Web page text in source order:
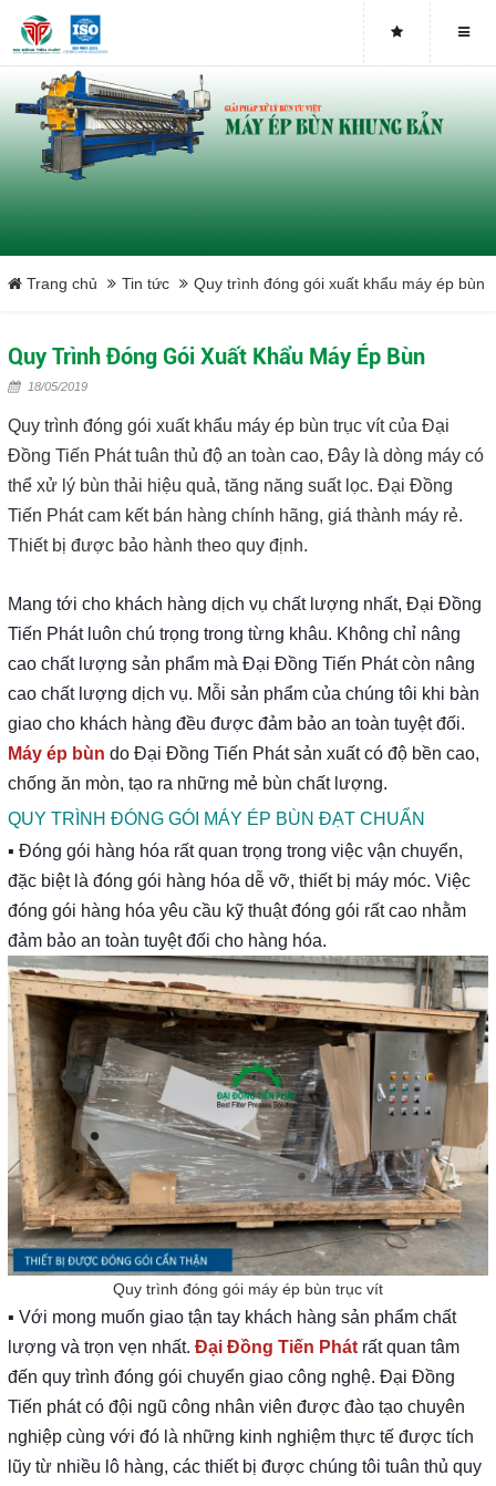
Thư mời triển lãm quốc tế Vietwater 2019
TRIỂN LÃM VIETWATER 2019
TIỆC TẤT NIÊN 2020 TẠI CÔNG TY TNHH ĐẠI ĐỒNG TIẾN PHÁT
CÔNG TÁC CHUẨN BỊ TRIỂN LÃM VIETWATER 2022- DOTAPHA
DAY 3 - KẾT NỐI GIỚI THIỆU CÁC THIẾT BỊ MÔI TRƯỜNG THẾ
LỜI TRI ÂN KHÁCH HÀNG ĐÃ THAM QUAN GIAN HÀNG
DOTAPHA TẠI TRIỂN LÃM VIETWATER 2022
Đại Đồng Tiến Phát mời quý Doanh nghiệp tham gia "Diễn đàn
Đồng Tiến Phát
TIỆC TẤT NIÊN 2022 - ĐẠI ĐỒNG TIẾN PHÁT
Lời tri ân Qúy khách hàng sau Triển lãm Vietnam Water Week
2023
Trang chủ Tin tức Quy trình đóng gói xuất khẩu máy ép bùn
Quy Trình Đóng Gói Xuất Khẩu Máy Ép Bùn
18/05/2019
Quy trình đóng gói xuất khẩu máy ép bùn trục vít của Đại
Đồng Tiến Phát tuân thủ độ an toàn cao, Đây là dòng máy có
thể xử lý bùn thải hiệu quả, tăng năng suất lọc. Đại Đồng
Tiến Phát cam kết bán hàng chính hãng, giá thành máy rẻ.
Thiết bị được bảo hành theo quy định.
Mang tới cho khách hàng dịch vụ chất lượng nhất, Đại Đồng
Tiến Phát luôn chú trọng trong từng khâu. Không chỉ nâng
cao chất lượng sản phẩm mà Đại Đồng Tiến Phát còn nâng
cao chất lượng dịch vụ. Mỗi sản phẩm của chúng tôi khi bàn
giao cho khách hàng đều được đảm bảo an toàn tuyệt đối.
Máy ép bùn do Đại Đồng Tiến Phát sản xuất có độ bền cao,
chống ăn mòn, tạo ra những mẻ bùn chất lượng.
QUY TRÌNH ĐÓNG GÓI MÁY ÉP BÙN ĐẠT CHUẨN
▪️ Đóng gói hàng hóa rất quan trọng trong việc vận chuyển,
đặc biệt là đóng gói hàng hóa dễ vỡ, thiết bị máy móc. Việc
đóng gói hàng hóa yêu cầu kỹ thuật đóng gói rất cao nhằm
đảm bảo an toàn tuyệt đối cho hàng hóa.
Quy trình đóng gói máy ép bùn trục vít
▪️ Với mong muốn giao tận tay khách hàng sản phẩm chất
lượng và trọn vẹn nhất. Đại Đồng Tiến Phát rất quan tâm
đến quy trình đóng gói chuyển giao công nghệ. Đại Đồng
Tiến phát có đội ngũ công nhân viên được đào tạo chuyên
nghiệp cùng với đó là những kinh nghiệm thực tế được tích
lũy từ nhiều lô hàng, các thiết bị được chúng tôi tuân thủ quy